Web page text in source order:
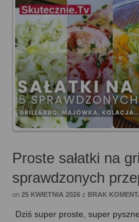
Proste sałatki na
sprawdzonych
on 25 KWIETNIA 2026 z BRAK
Dziś super proste, super